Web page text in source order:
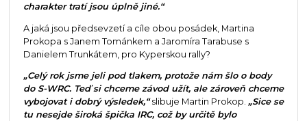
charakter tratí jsou úplně jiné.“
A jaká jsou předsevzetí a cíle obou posádek, Martina
Prokopa s Janem Tománkem a Jaromíra Tarabuse s
Danielem Trunkátem, pro Kyperskou rally?
„Celý rok jsme jeli pod tlakem, protože nám šlo o body
do S-WRC. Teď si chceme závod užít, ale zároveň chceme
vybojovat i dobrý výsledek,“slibuje Martin Prokop. „Sice se
tu nesejde široká špička IRC, což by určitě bylo